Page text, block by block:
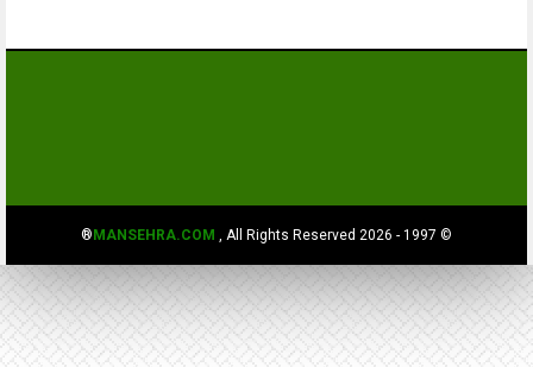
© 1997 - 2026
MANSEHRA.COM , All Rights Reserved®